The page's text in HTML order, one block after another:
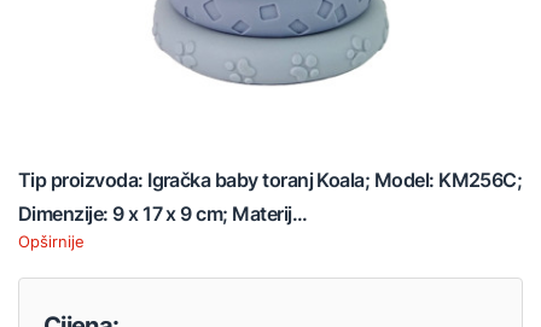
Tip proizvoda: Igračka baby toranj Koala; Model: KM256C;
Dimenzije: 9 x 17 x 9 cm; Materij...
Opširnije